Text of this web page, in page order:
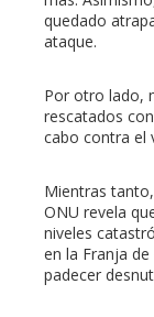
quedado
ataque.
Por otro lado,
rescatados
cabo contra el
Mientras
ONU revela
niveles
en la Franja
padecer